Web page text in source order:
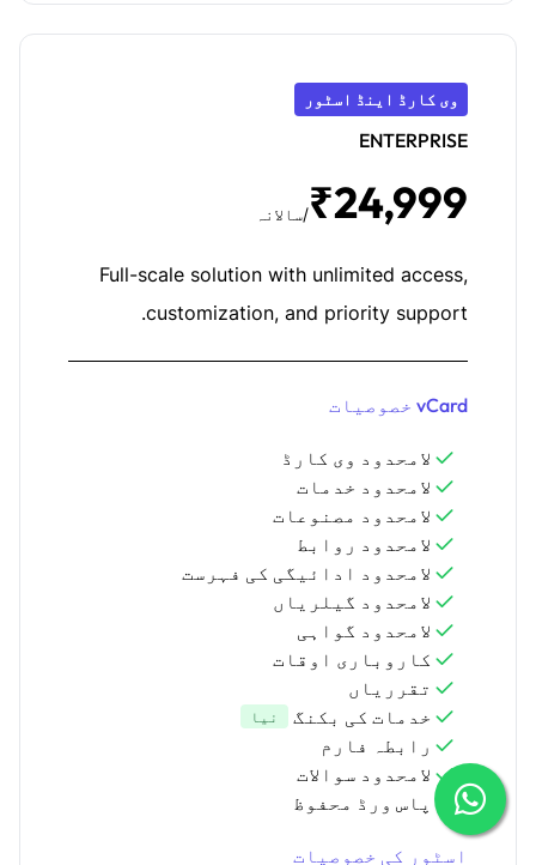
وی کارڈ اینڈ اسٹور
ENTERPRISE
₹24,999/سالانہ
Full-scale solution with unlimited access,
customization, and priority support.
vCard خصوصیات
لامحدود وی کارڈ
لامحدود خدمات
لامحدود مصنوعات
لامحدود روابط
لامحدود ادائیگی کی فہرست
لامحدود گیلریاں
لامحدود گواہی
کاروباری اوقات
تقرریاں
خدمات کی بکنگ
نیا
رابطہ فارم
لامحدود سوالات
پاس ورڈ محفوظ
اسٹور کی خصوصیات